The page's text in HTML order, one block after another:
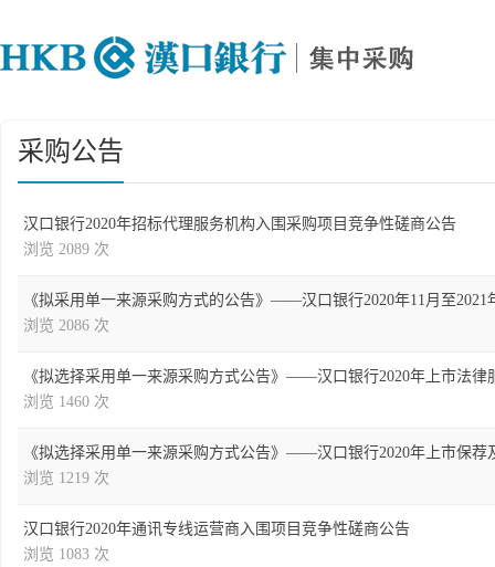
采购公告
汉口银行2020年招标代理服务机构入围采购项目竞争性磋商公告
浏览 2089 次
《拟采用单一来源采购方式的公告》——汉口银行2020年11月至
浏览 2086 次
《拟选择采用单一来源采购方式公告》——汉口银行2020年上市法律
浏览 1460 次
《拟选择采用单一来源采购方式公告》——汉口银行2020年上市保荐
浏览 1219 次
汉口银行2020年通讯专线运营商入围项目竞争性磋商公告
浏览 1083 次